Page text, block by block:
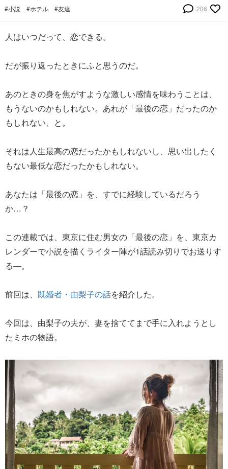
#小説 #ホテル #友達 206
人はいつだって、恋できる。
だが振り返ったときにふと思うのだ。
あのときの身を焦がすような激しい感情を味わうことは、
もうないのかもしれない。あれが「最後の恋」だったのか
もしれない、と。
それは人生最高の恋だったかもしれないし、思い出したく
もない最低な恋だったかもしれない。
あなたは「最後の恋」を、すでに経験しているだろう
か…？
この連載では、東京に住む男女の「最後の恋」を、東京カ
レンダーで小説を描くライター陣が1話読み切りでお送りす
る―。
前回は、 既婚者・由梨子の話を紹介した。
今回は、由梨子の夫が、妻を捨ててまで手に入れようとし
たミホの物語。